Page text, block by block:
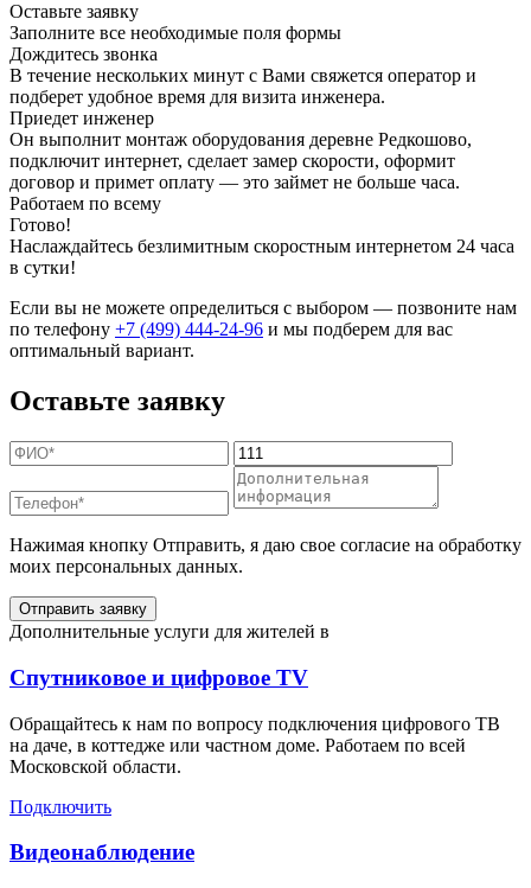
Оставьте заявку
Заполните все необходимые поля формы
Дождитесь звонка
В течение нескольких минут с Вами свяжется оператор и
подберет удобное время для визита инженера.
Приедет инженер
Он выполнит монтаж оборудования деревне Редкошово,
подключит интернет, сделает замер скорости, оформит
договор и примет оплату — это займет не больше часа.
Работаем по всему
Готово!
Наслаждайтесь безлимитным скоростным интернетом 24 часа
в сутки!
Если вы не можете определиться с выбором — позвоните нам
по телефону +7 (499) 444-24-96 и мы подберем для вас
оптимальный вариант.
Оставьте заявку
Нажимая кнопку Отправить, я даю свое согласие на обработку
моих персональных данных.
Отправить заявку
Дополнительные услуги для жителей в
Спутниковое и цифровое TV
Обращайтесь к нам по вопросу подключения цифрового ТВ
на даче, в коттедже или частном доме. Работаем по всей
Московской области.
Подключить
Видеонаблюдение